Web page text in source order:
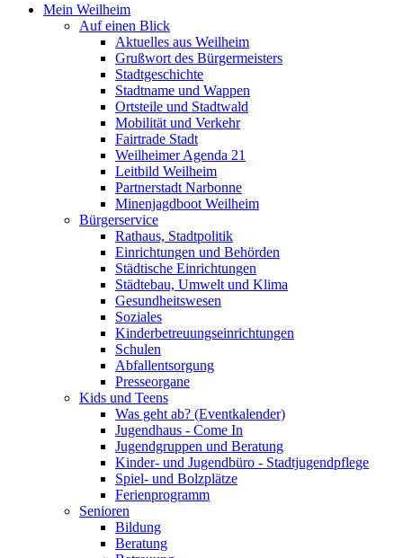
Mein Weilheim
Auf einen Blick
Aktuelles aus Weilheim
Grußwort des Bürgermeisters
Stadtgeschichte
Stadtname und Wappen
Ortsteile und Stadtwald
Mobilität und Verkehr
Fairtrade Stadt
Weilheimer Agenda 21
Leitbild Weilheim
Partnerstadt Narbonne
Minenjagdboot Weilheim
Bürgerservice
Rathaus, Stadtpolitik
Einrichtungen und Behörden
Städtische Einrichtungen
Städtebau, Umwelt und Klima
Gesundheitswesen
Soziales
Kinderbetreuungseinrichtungen
Schulen
Abfallentsorgung
Presseorgane
Kids und Teens
Was geht ab? (Eventkalender)
Jugendhaus - Come In
Jugendgruppen und Beratung
Kinder- und Jugendbüro - Stadtjugendpflege
Spiel- und Bolzplätze
Ferienprogramm
Senioren
Bildung
Beratung